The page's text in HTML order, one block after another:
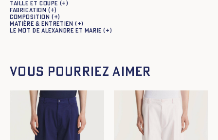
Taille et coupe
Fabrication
Composition
Matière & entretien
Le mot de Alexandre et Marie
Vous pourriez aimer